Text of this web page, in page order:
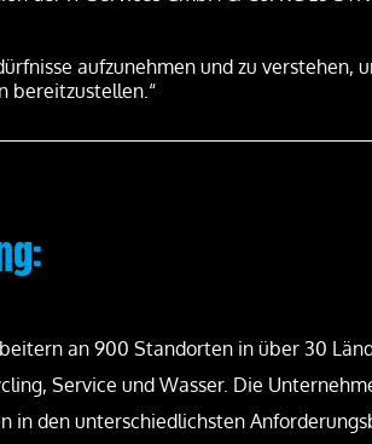
aufzunehmen und zu verstehen,
bereitzustellen.“
an 900 Standorten in über 30
Service und Wasser. Die
in den unterschiedlichsten
GmbH
Betreuung
Tempur Sealy
Know-How